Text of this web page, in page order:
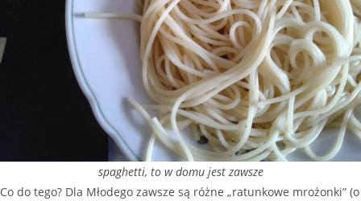
spaghetti, to w domu jest zawsze
Co do tego? Dla Młodego zawsze są różne „ratunkowe mrożonki” (o